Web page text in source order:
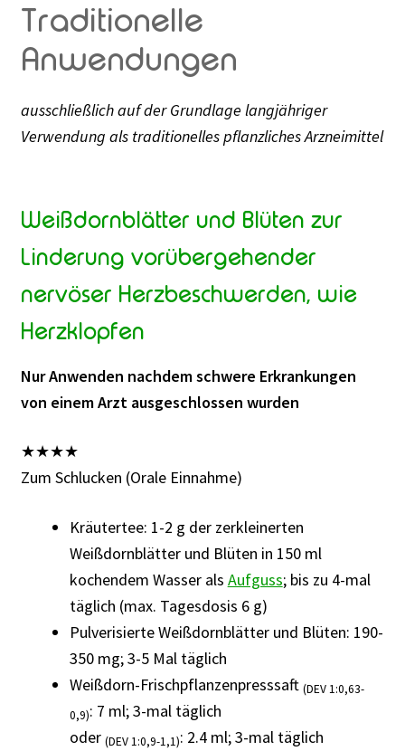
Traditionelle
Anwendungen
ausschließlich auf der Grundlage langjähriger
Verwendung als traditionelles pflanzliches Arzneimittel
Weißdornblätter und Blüten zur
Linderung vorübergehender
nervöser Herzbeschwerden, wie
Herzklopfen
Nur Anwenden nachdem schwere Erkrankungen
von einem Arzt ausgeschlossen wurden
★★★★
Zum Schlucken (Orale Einnahme)
Kräutertee: 1-2 g der zerkleinerten
Weißdornblätter und Blüten in 150 ml
kochendem Wasser als Aufguss; bis zu 4-mal
täglich (max. Tagesdosis 6 g)
Pulverisierte Weißdornblätter und Blüten: 190-
350 mg; 3-5 Mal täglich
Weißdorn-Frischpflanzenpresssaft (DEV 1:0,63-
0,9): 7 ml; 3-mal täglich
oder (DEV 1:0,9-1,1): 2.4 ml; 3-mal täglich